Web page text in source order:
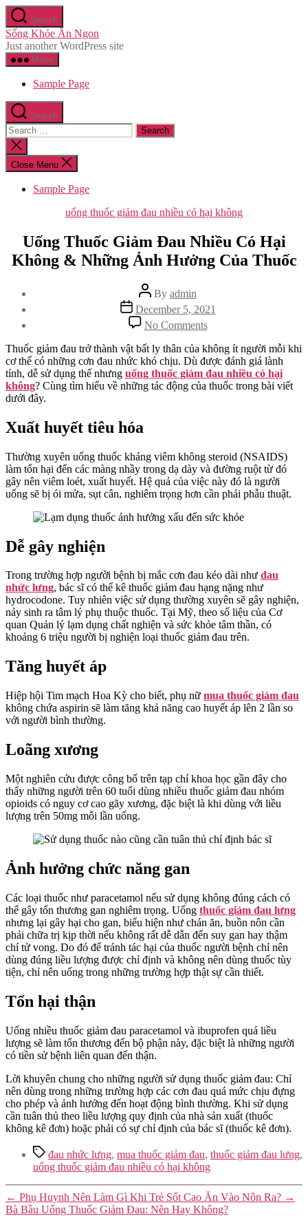
Skip
to
the
content
Search
Sống Khỏe Ăn Ngon
Just another WordPress site
Menu
Sample Page
Search
Search
for:
Close
search
Close Menu
Sample Page
Categories
uống thuốc giảm đau nhiều có hại không
Uống Thuốc Giảm Đau Nhiều Có Hại
Không & Những Ảnh Hưởng Của Thuốc
Post
author
By admin
Post
date
December 5, 2021
No Commentson
Uống
Thuốc
Giảm
Đau
Nhiều
Ảnh
Hưởng
Của
Thuốc
Thuốc giảm đau trở thành vật bất ly thân của không ít người mỗi khi
cơ thể có những cơn đau nhức khó chịu. Dù được đánh giá lành
tính, dễ sử dụng thế nhưng uống thuốc giảm đau nhiều có hại
không? Cùng tìm hiểu về những tác động của thuốc trong bài viết
dưới đây.
Xuất huyết tiêu hóa
Thường xuyên uống thuốc kháng viêm không steroid (NSAIDS)
làm tổn hại đến các màng nhầy trong dạ dày và đường ruột từ đó
gây nên viêm loét, xuất huyết. Hệ quả của việc này đó là người
uống sẽ bị ói mửa, sụt cân, nghiêm trọng hơn cần phải phẫu thuật.
Dễ gây nghiện
Trong trường hợp người bệnh bị mắc cơn đau kéo dài như đau
nhức lưng, bác sĩ có thể kê thuốc giảm đau hạng nặng như
hydrocodone. Tuy nhiên việc sử dụng thường xuyên sẽ gây nghiện,
nảy sinh ra tâm lý phụ thuộc thuốc. Tại Mỹ, theo số liệu của Cơ
quan Quản lý lạm dụng chất nghiện và sức khỏe tâm thần, có
khoảng 6 triệu người bị nghiện loại thuốc giảm đau trên.
Tăng huyết áp
Hiệp hội Tim mạch Hoa Kỳ cho biết, phụ nữ mua thuốc giảm đau
không chứa aspirin sẽ làm tăng khả năng cao huyết áp lên 2 lần so
với người bình thường.
Loãng xương
Một nghiên cứu được công bố trên tạp chí khoa học gần đây cho
thấy những người trên 60 tuổi dùng nhiều thuốc giảm đau nhóm
opioids có nguy cơ cao gãy xương, đặc biệt là khi dùng với liều
lượng trên 50mg mỗi lần uống.
Ảnh hưởng chức năng gan
Các loại thuốc như paracetamol nếu sử dụng không đúng cách có
thể gây tổn thương gan nghiêm trọng. Uống thuốc giảm đau lưng
nhưng lại gây hại cho gan, biểu hiện như chán ăn, buồn nôn cần
phải chữa trị kịp thời nếu không rất dễ dẫn đến suy gan hay thậm
chí tử vong. Do đó để tránh tác hại của thuốc người bệnh chỉ nên
dùng đúng liều lượng được chỉ định và không nên dùng thuốc tùy
tiện, chỉ nên uống trong những trường hợp thật sự cần thiết.
Tổn hại thận
Uống nhiều thuốc giảm đau paracetamol và ibuprofen quá liều
lượng sẽ làm tổn thương đến bộ phận này, đặc biệt là những người
có tiền sử bệnh liên quan đến thận.
Lời khuyên chung cho những người sử dụng thuốc giảm đau: Chỉ
nên dùng trong những trường hợp các cơn đau quá mức chịu đựng
cho phép và ảnh hưởng đến hoạt động bình thường. Khi sử dụng
cần tuân thủ theo liều lượng quy định của nhà sản xuất (thuốc
không kê đơn) hoặc phải có sự chỉ định của bác sĩ (thuốc kê đơn).
Tagsđau nhức lưng, mua thuốc giảm đau, thuốc giảm đau lưng,
uống thuốc giảm đau nhiều có hại không
← Phụ Huynh Nên Làm Gì Khi Trẻ Sốt Cao Ăn Vào Nôn Ra? →
Bà Bầu Uống Thuốc Giảm Đau: Nên Hay Không?